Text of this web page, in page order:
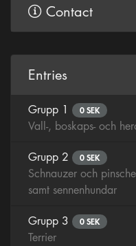
Contact
Entries
Grupp 1 0 SEK
Vall-, boskaps- och
Grupp 2 0 SEK
Schnauzer och
samt sennenhundar
Grupp 3 0 SEK
Terrier